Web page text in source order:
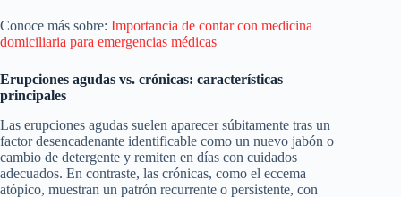
Conoce más sobre: Importancia de contar con medicina
domiciliaria para emergencias médicas
Erupciones agudas vs. crónicas: características
principales
Las erupciones agudas suelen aparecer súbitamente tras un
factor desencadenante identificable como un nuevo jabón o
cambio de detergente y remiten en días con cuidados
adecuados. En contraste, las crónicas, como el eccema
atópico, muestran un patrón recurrente o persistente, con